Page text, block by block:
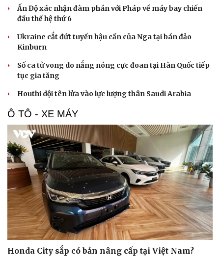
Ấn Độ xác nhận đàm phán với Pháp về máy bay chiến
đấu thế hệ thứ 6
Ukraine cắt đứt tuyến hậu cần của Nga tại bán đảo
Kinburn
Số ca tử vong do nắng nóng cực đoan tại Hàn Quốc tiếp
tục gia tăng
Houthi dội tên lửa vào lực lượng thân Saudi Arabia
Ô TÔ - XE MÁY
Honda City sắp có bản nâng cấp tại Việt Nam?